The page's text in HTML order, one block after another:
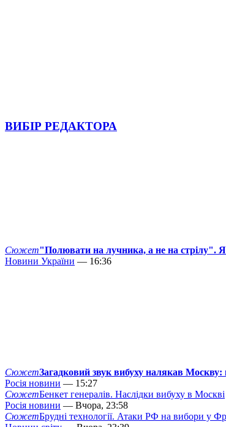
ВИБІР РЕДАКТОРА
Сюжет"Полювати на лучника, а не на стрілу".
Новини України — 16:36
СюжетЗагадковий звук вибуху налякав Москву:
Росія новини — 15:27
СюжетБенкет генералів. Наслідки вибуху в Москві
Росія новини — Вчора, 23:58
СюжетБрудні технології. Атаки РФ на вибори у